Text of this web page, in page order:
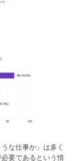
な仕事か」は多く
要であるという情